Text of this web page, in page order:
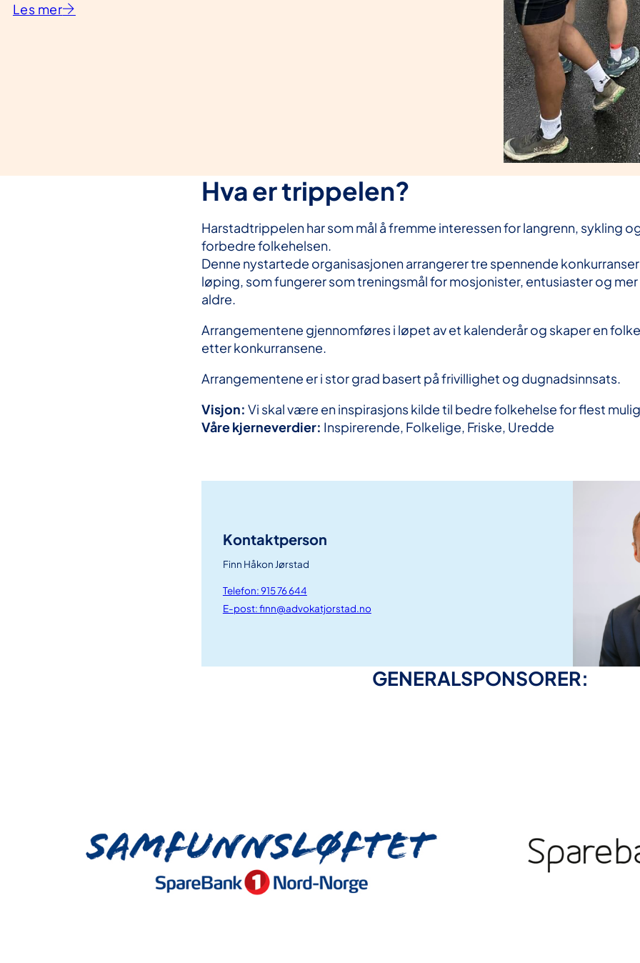
Les mer
Hva er trippelen?
Harstadtrippelen har som mål å fremme interessen for langrenn, sykling
forbedre folkehelsen.
Denne nystartede organisasjonen arrangerer tre spennende
løping, som fungerer som treningsmål for mosjonister, entusiaster og
aldre.
Arrangementene gjennomføres i løpet av et kalenderår og skaper en
etter konkurransene.
Arrangementene er i stor grad basert på frivillighet og dugnadsinnsats.
Visjon: Vi skal være en inspirasjons kilde til bedre folkehelse for flest
Våre kjerneverdier: Inspirerende, Folkelige, Friske, Uredde
Kontaktperson
Finn Håkon Jørstad
Telefon: 915 76 644
E-post: finn@advokatjorstad.no
GENERALSPONSORER: